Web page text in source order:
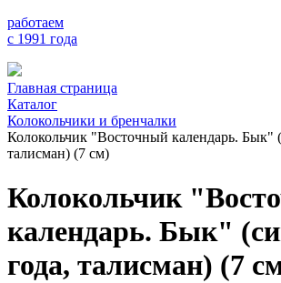
работаем
с 1991 года
Главная страница
Каталог
Колокольчики и бренчалки
Колокольчик "Восточный календарь. Бык"
талисман) (7 см)
Колокольчик
календарь. Бык"
года, талисман) (7